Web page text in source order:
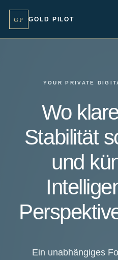
GP GOLD PILOT
YOUR PRIVATE
Wo
Stabilität
und
Ein unabhängiges